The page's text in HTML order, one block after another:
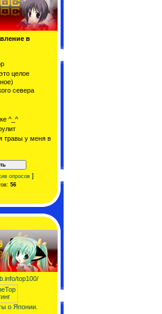
в
целое
севера
^_^
травы у меня в
опросов]
56